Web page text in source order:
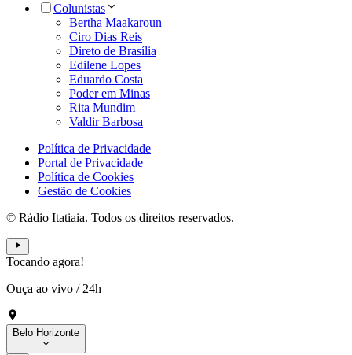
Colunistas
Bertha Maakaroun
Ciro Dias Reis
Direto de Brasília
Edilene Lopes
Eduardo Costa
Poder em Minas
Rita Mundim
Valdir Barbosa
Política de Privacidade
Portal de Privacidade
Política de Cookies
Gestão de Cookies
© Rádio Itatiaia. Todos os direitos reservados.
Tocando agora!
Ouça ao vivo / 24h
Belo Horizonte